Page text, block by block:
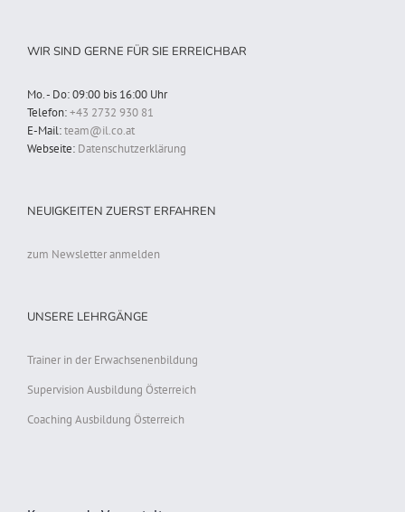
WIR SIND GERNE FÜR SIE ERREICHBAR
Mo. - Do: 09:00 bis 16:00 Uhr
Telefon:+43 2732 930 81
E-Mail:team@il.co.at
Webseite: Datenschutzerklärung
NEUIGKEITEN ZUERST ERFAHREN
zum Newsletter anmelden
UNSERE LEHRGÄNGE
Trainer in der Erwachsenenbildung
Supervision Ausbildung Österreich
Coaching Ausbildung Österreich